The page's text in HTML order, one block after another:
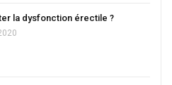
la dysfonction érectile ?